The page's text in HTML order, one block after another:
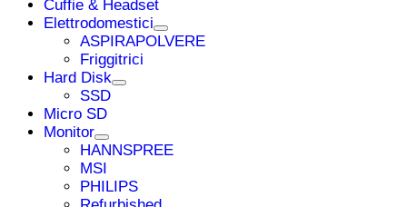
Cuffie & Headset
Elettrodomestici
ASPIRAPOLVERE
Friggitrici
Hard Disk
SSD
Micro SD
Monitor
HANNSPREE
MSI
PHILIPS